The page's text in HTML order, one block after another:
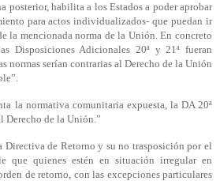
posterior, habilita a los Estados a poder aprobar
para actos individualizados- que puedan ir
la mencionada norma de la Unión. En concreto
Disposiciones Adicionales 20ª y 21ª fueran
normas serían contrarias al Derecho de la Unión
la normativa comunitaria expuesta, la DA 20ª
Derecho de la Unión.”
Directiva de Retorno y su no trasposición por el
que quienes estén en situación irregular en
de retorno, con las excepciones particulares